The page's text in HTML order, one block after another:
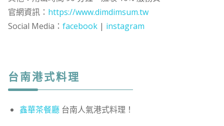
官網資訊： https://www.dimdimsum.tw
Social Media： facebook| instagram
台南港式料理
鑫華茶餐廳台南人氣港式料理！